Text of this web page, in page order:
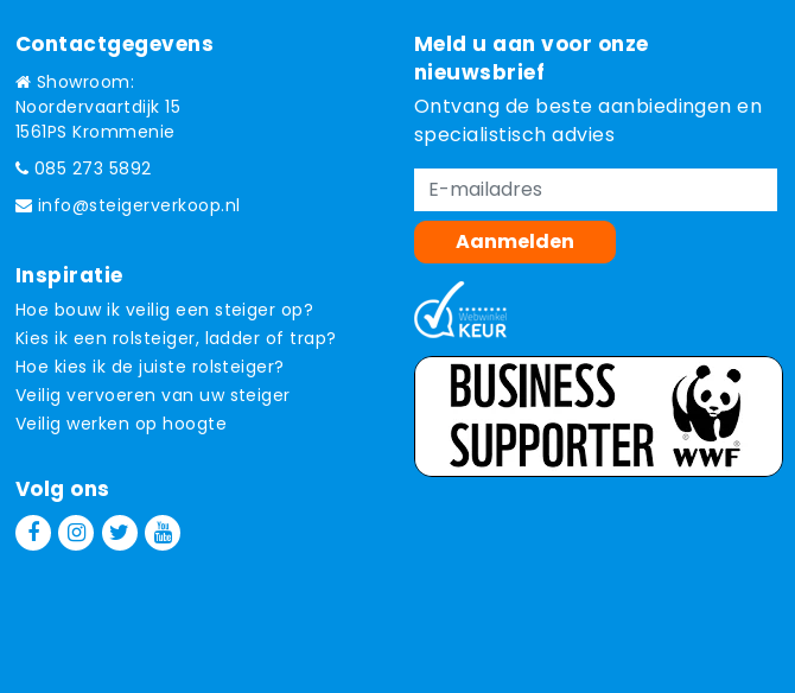
Contactgegevens
Showroom:
Noordervaartdijk 15
1561PS Krommenie
085 273 5892
info@steigerverkoop.nl
Inspiratie
Hoe bouw ik veilig een steiger op?
Kies ik een rolsteiger, ladder of trap?
Hoe kies ik de juiste rolsteiger?
Veilig vervoeren van uw steiger
Veilig werken op hoogte
Volg ons
Meld u aan voor onze
nieuwsbrief
Ontvang de beste aanbiedingen en
specialistisch advies
Aanmelden